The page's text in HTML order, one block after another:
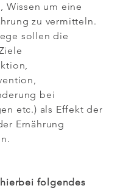
Wissen um eine
zu vermitteln.
sollen die
bei
etc.) als Effekt der
Ernährung
folgendes